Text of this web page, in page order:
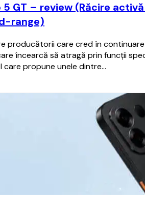
5 GT – review (Răcire
range)
producătorii care cred în
încearcă să atragă prin funcții
care propune unele dintre…